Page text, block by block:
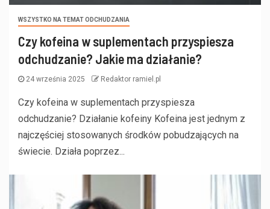
WSZYSTKO NA TEMAT ODCHUDZANIA
Czy kofeina w suplementach przyspiesza
odchudzanie? Jakie ma działanie?
24 września 2025 Redaktor ramiel.pl
Czy kofeina w suplementach przyspiesza
odchudzanie? Działanie kofeiny Kofeina jest jednym z
najczęściej stosowanych środków pobudzających na
świecie. Działa poprzez...